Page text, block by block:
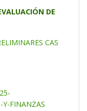
DE
CAS
Y-FINANZAS